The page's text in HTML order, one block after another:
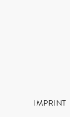
IMPRINT